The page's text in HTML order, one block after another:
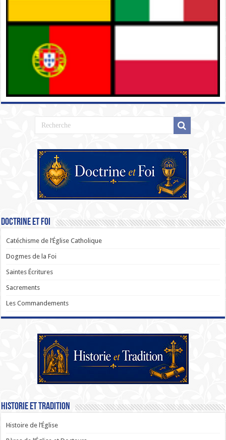
Doctrine et Foi
Catéchisme de l’Église Catholique
Dogmes de la Foi
Saintes Écritures
Sacrements
Les Commandements
Historie et Tradition
Histoire de l’Église